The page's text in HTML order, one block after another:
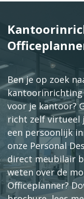
Ben je op zoek
kantoorinrichting
voor je kantoor?
richt zelf virtueel
een persoonlijk
onze Personal
direct meubilair
weten over de
Officeplanner?